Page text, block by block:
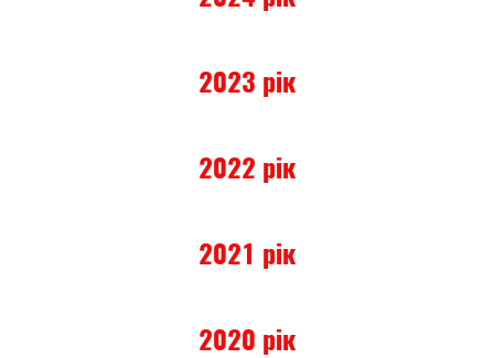
Прозорість влади
Документи
2023 рік
2022 рік
2021 рік
2020 рік